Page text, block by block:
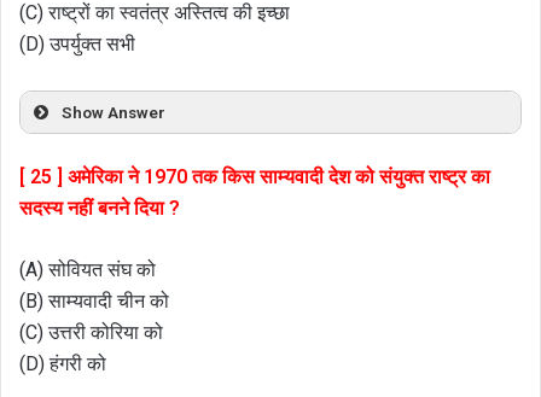
(C) राष्ट्रों का स्वतंत्र अस्तित्व की इच्छा
(D) उपर्युक्त सभी
Show Answer
[ 25 ] अमेरिका ने 1970 तक किस साम्यवादी देश को संयुक्त राष्ट्र का
सदस्य नहीं बनने दिया ?
(A) सोवियत संघ को
(B) साम्यवादी चीन को
(C) उत्तरी कोरिया को
(D) हंगरी को